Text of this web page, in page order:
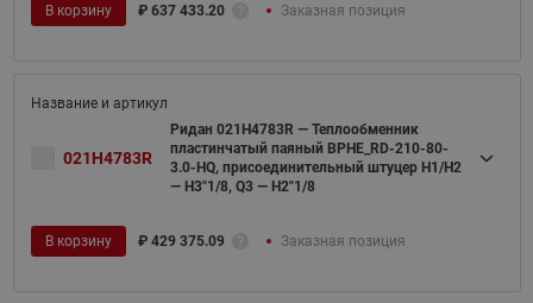
В корзину ₽ 637 433.20 Заказная позиция
021H4783R
Ридан 021H4783R — Теплообменник
пластинчатый паяный BPHE_RD-210-80-
3.0-HQ, присоединительный штуцер H1/H2
— H3"1/8, Q3 — H2"1/8
В корзину ₽ 429 375.09 Заказная позиция